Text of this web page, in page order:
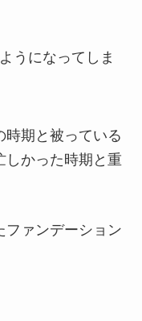
うになってしま
時期と被っている
しかった時期と重
ファンデーション